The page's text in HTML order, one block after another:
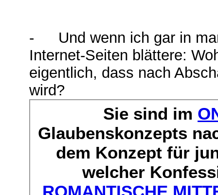
- Und wenn ich gar in
Internet-Seiten blättere:
eigentlich, dass nach
wird?